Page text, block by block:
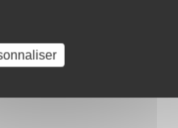
de terrasses, parasol,